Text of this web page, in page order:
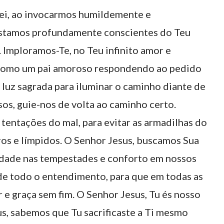
ao invocarmos humildemente e
profundamente conscientes do Teu
Te, no Teu infinito amor e
um pai amoroso respondendo ao pedido
sagrada para iluminar o caminho diante de
guie-nos de volta ao caminho certo.
do mal, para evitar as armadilhas do
e límpidos. O Senhor Jesus, buscamos Sua
nas tempestades e conforto em nossos
todo o entendimento, para que em todas as
graça sem fim. O Senhor Jesus, Tu és nosso
sabemos que Tu sacrificaste a Ti mesmo